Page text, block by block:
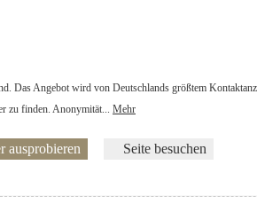
Das Angebot wird von Deutschlands größtem
zu finden. Anonymität... Mehr
ausprobieren Seite besuchen